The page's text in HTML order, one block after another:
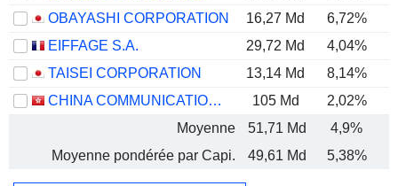
OBAYASHI CORPORATION
16,27 Md 6,72%
EIFFAGE S.A.
29,72 Md 4,04%
TAISEI CORPORATION
13,14 Md
8,14%
CHINA COMMUNICATIONS CONSTRUCTION COMPANY LIMITED
105 Md 2,02%
Moyenne
51,71 Md 4,9%
Moyenne pondérée par Capi.
49,61 Md 5,38%